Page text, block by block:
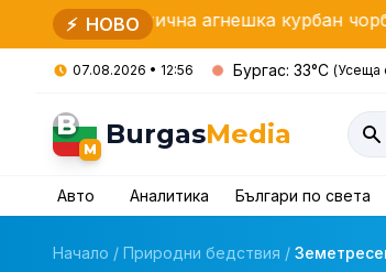
⚡ НОВО
агнешка курбан чорба:
07.08.2026 • 12:56 Бургас: 33°C (Усеща
B
M BurgasMedia
Авто Аналитика Българи по света
Начало / Природни бедствия /